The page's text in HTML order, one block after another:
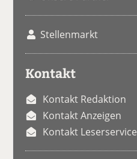
Stellenmarkt
Kontakt
Kontakt Redaktion
Kontakt Anzeigen
Kontakt Leserservice